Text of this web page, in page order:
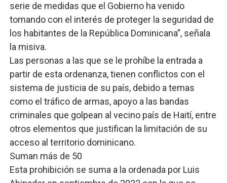
serie de medidas que el Gobierno ha venido
tomando con el interés de proteger la seguridad de
los habitantes de la República Dominicana”, señala
la misiva.
Las personas a las que se le prohíbe la entrada a
partir de esta ordenanza, tienen conflictos con el
sistema de justicia de su país, debido a temas
como el tráfico de armas, apoyo a las bandas
criminales que golpean al vecino país de Haití, entre
otros elementos que justifican la limitación de su
acceso al territorio dominicano.
Suman más de 50
Esta prohibición se suma a la ordenada por Luis